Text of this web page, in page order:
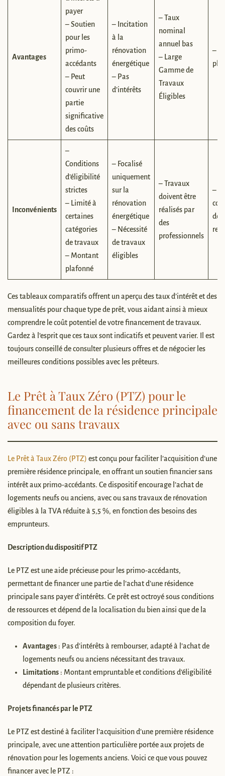
Avantages
payer
– Soutien
pour les
primo-
accédants
– Peut
couvrir une
partie
significative
des coûts
– Incitation
à la
rénovation
énergétique
– Pas
d’intérêts
– Taux
nominal
annuel bas
– Large
Gamme de
Travaux
Éligibles
–
Inconvénients
–
Conditions
d’éligibilité
strictes
– Limité à
certaines
catégories
de travaux
– Montant
plafonné
– Focalisé
uniquement
sur la
rénovation
énergétique
– Nécessité
de travaux
éligibles
– Travaux
doivent être
réalisés par
des
professionnels
–
de
Ces tableaux comparatifs offrent un aperçu des taux d’intérêt et des
mensualités pour chaque type de prêt, vous aidant ainsi à mieux
comprendre le coût potentiel de votre financement de travaux.
Gardez à l’esprit que ces taux sont indicatifs et peuvent varier. Il est
toujours conseillé de consulter plusieurs offres et de négocier les
meilleures conditions possibles avec les prêteurs.
Le Prêt à Taux Zéro (PTZ) pour le
financement de la résidence principale
avec ou sans travaux
Le Prêt à Taux Zéro (PTZ) est conçu pour faciliter l’acquisition d’une
première résidence principale, en offrant un soutien financier sans
intérêt aux primo-accédants. Ce dispositif encourage l’achat de
logements neufs ou anciens, avec ou sans travaux de rénovation
éligibles à la TVA réduite à 5,5 %, en fonction des besoins des
emprunteurs.
Description du dispositif PTZ
Le PTZ est une aide précieuse pour les primo-accédants,
permettant de financer une partie de l’achat d’une résidence
principale sans payer d’intérêts. Ce prêt est octroyé sous conditions
de ressources et dépend de la localisation du bien ainsi que de la
composition du foyer.
Avantages : Pas d’intérêts à rembourser, adapté à l’achat de
logements neufs ou anciens nécessitant des travaux.
Limitations : Montant empruntable et conditions d’éligibilité
dépendant de plusieurs critères.
Projets financés par le PTZ
Le PTZ est destiné à faciliter l’acquisition d’une première résidence
principale, avec une attention particulière portée aux projets de
rénovation pour les logements anciens. Voici ce que vous pouvez
financer avec le PTZ :